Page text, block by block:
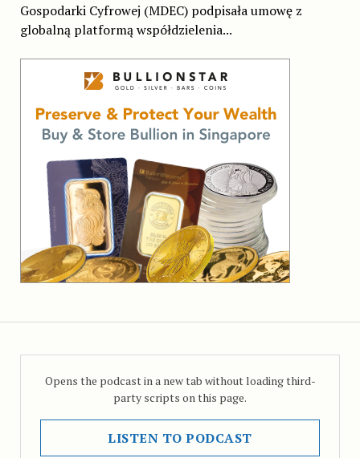
Gospodarki Cyfrowej (MDEC) podpisała umowę z
globalną platformą współdzielenia...
Opens the podcast in a new tab without loading third-
party scripts on this page.
LISTEN TO PODCAST